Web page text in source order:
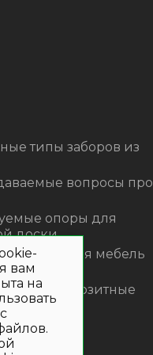
типы заборов из
вопросы про
опоры для
доски
садовая мебель
Outdoor
композитные
вам
на